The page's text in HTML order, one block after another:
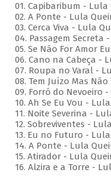
01. Capibaribum - Lula
02. A Ponte - Lula
03. Cerca Viva - Lula
04. Passagem Secreta
05. Se Não For Amor
06. Cano na Cabeça -
07. Roupa no Varal -
08. Tem Juízo Mas
09. Forró do Nevoeiro
10. Ah Se Eu Vou -
11. Noite Severina -
12. Sobreviventes -
13. Eu no Futuro -
14. A Ponte - Lula
15. Atirador - Lula
16. Alzira e a Torre -